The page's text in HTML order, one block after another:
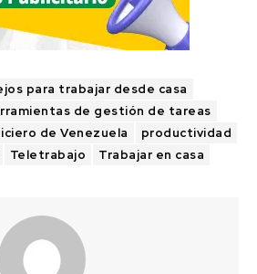
para trabajar desde casa
de gestión de tareas
de Venezuela
productividad
Teletrabajo Trabajar en casa